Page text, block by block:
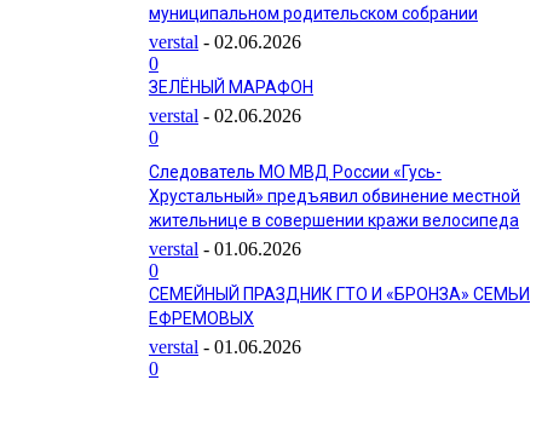
муниципальном родительском собрании
verstal - 02.06.2026
0
ЗЕЛЁНЫЙ МАРАФОН
verstal - 02.06.2026
0
Следователь МО МВД России «Гусь-
Хрустальный» предъявил обвинение местной
жительнице в совершении кражи велосипеда
verstal - 01.06.2026
0
СЕМЕЙНЫЙ ПРАЗДНИК ГТО И «БРОНЗА» СЕМЬИ
ЕФРЕМОВЫХ
verstal - 01.06.2026
0